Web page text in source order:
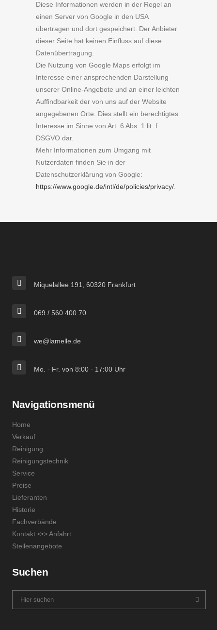
Diese Informationen werden in der Regel an
einen Server von Google in den USA
übertragen und dort gespeichert. Der Anbieter
dieser Seite hat keinen Einfluss auf diese
Datenübertragung.
Die Nutzung von Google Maps erfolgt im
Interesse einer ansprechenden Darstellung
unserer Online-Angebote und an einer leichten
Auffindbarkeit der von uns auf der Website
angegebenen Orte. Dies stellt ein berechtigtes
Interesse im Sinne von Art. 6 Abs. 1 lit. f
DSGVO dar.
Mehr Informationen zum Umgang mit
Nutzerdaten finden Sie in der
Datenschutzerklärung von Google:
https://www.google.de/intl/de/policies/privacy/
Miquelallee 191, 60320 Frankfurt
069 / 560 400 70
we@lamelle.de
Mo. - Fr. von 8:00 - 17:00 Uhr
Navigationsmenü
Home
Verkauf
Reinigung
Reinigungstechnik
Service
Preise
Lieferanten
Historie
Fachverbände
Kontakt <•> Anfahrt
Stellenangebote
Suchen